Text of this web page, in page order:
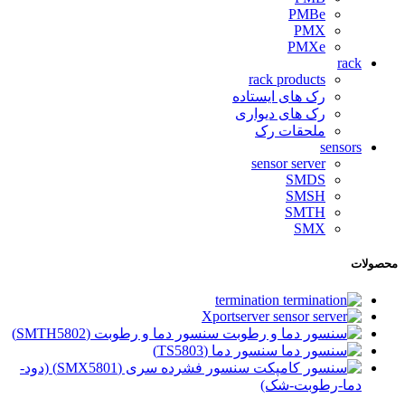
PMBe
PMX
PMXe
rack
rack products
رک های ایستاده
رک های دیواری
ملحقات رک
sensors
sensor server
SMDS
SMSH
SMTH
SMX
محصولات
termination
Xportserver
سنسور دما و رطوبت (SMTH5802)
سنسور دما (TS5803)
سنسور فشرده سری (SMX5801) (دود-
دما-رطوبت-شک)